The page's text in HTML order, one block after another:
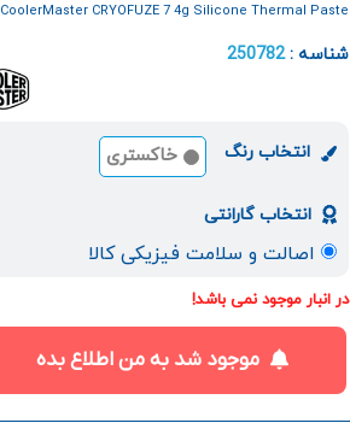
CoolerMaster CRYOFUZE 7 4g Silicone Thermal Paste
شناسه :250782
انتخاب رنگ خاکستری
انتخاب گارانتی
اصالت و سلامت فیزیکی کالا
در انبار موجود نمی باشد!
موجود شد به من اطلاع بده